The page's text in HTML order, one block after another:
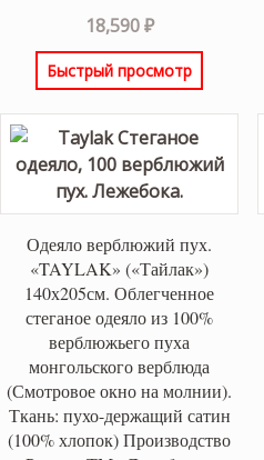
Оценка5.00
из 5
18,590₽
Быстрый просмотр
Одеяло верблюжий пух.
«TAYLAK» («Тайлак»)
140х205см. Облегченное
стеганое одеяло из 100%
верблюжьего пуха
монгольского верблюда
(Смотровое окно на молнии).
Ткань: пухо-держащий сатин
(100% хлопок) Производство